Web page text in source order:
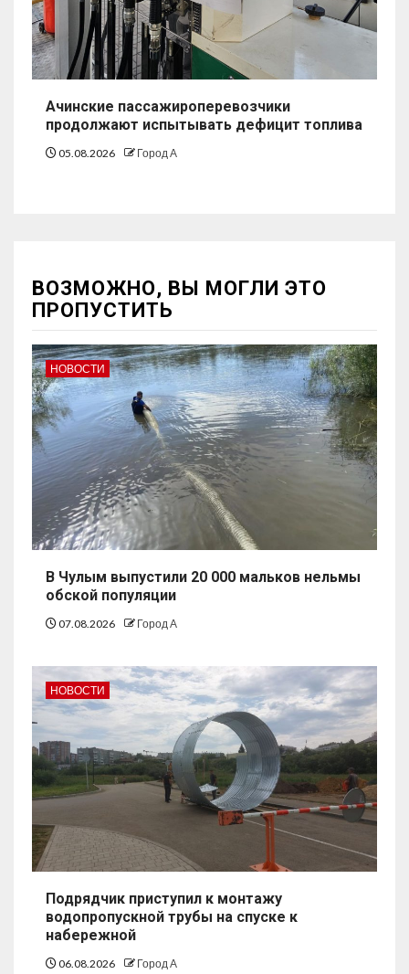
Ачинские пассажироперевозчики
продолжают испытывать дефицит топлива
05.08.2026 Город А
ВОЗМОЖНО, ВЫ МОГЛИ ЭТО
ПРОПУСТИТЬ
НОВОСТИ
В Чулым выпустили 20 000 мальков нельмы
обской популяции
07.08.2026 Город А
НОВОСТИ
Подрядчик приступил к монтажу
водопропускной трубы на спуске к
набережной
06.08.2026 Город А